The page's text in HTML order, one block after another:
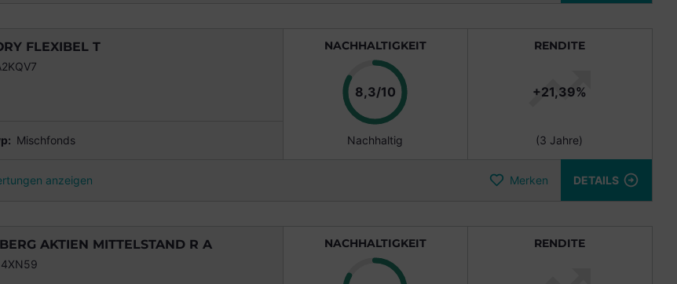
FLEXIBEL T
Mischfonds
NACHHALTIGKEIT
8,3/10Punkte
Nachhaltig
RENDITE
+21,39%
(3 Jahre)
anzeigen Merken DETAILS
AKTIEN MITTELSTAND R A NACHHALTIGKEIT RENDITE